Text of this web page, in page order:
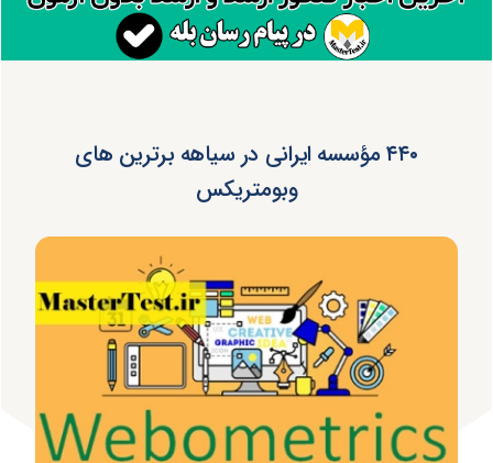
۴۴۰ مؤسسه ایرانی در سیاهه برترین‌ های
وبومتریکس